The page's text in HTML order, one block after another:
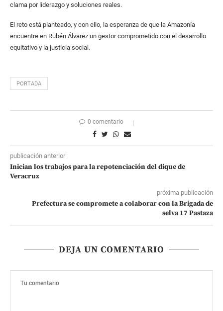
clama por liderazgo y soluciones reales.
El reto está planteado, y con ello, la esperanza de que la Amazonía
encuentre en Rubén Álvarez un gestor comprometido con el desarrollo
equitativo y la justicia social.
PORTADA
0 comentario
publicación anterior
Inician los trabajos para la repotenciación del dique de
Veracruz
próxima publicación
Prefectura se compromete a colaborar con la Brigada de
selva 17 Pastaza
DEJA UN COMENTARIO